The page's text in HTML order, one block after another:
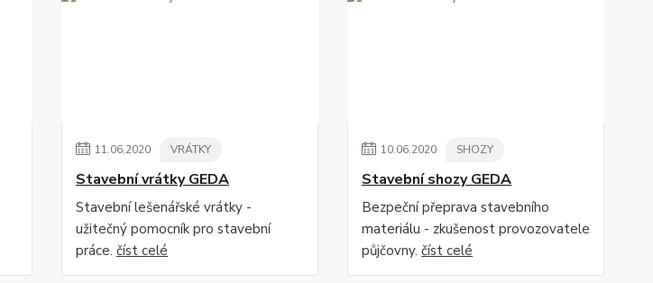
11.06.2020 VRÁTKY
Stavební vrátky GEDA
Stavební lešenářské vrátky -
užitečný pomocník pro stavební
práce. číst celé
10.06.2020 SHOZY
Stavební shozy GEDA
Bezpeční přeprava stavebního
materiálu - zkušenost provozovatele
půjčovny.číst celé